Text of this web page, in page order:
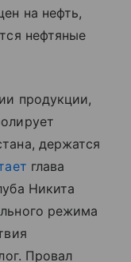
на нефть,
нефтяные
продукции,
держатся
глава
Никита
режима
Провал